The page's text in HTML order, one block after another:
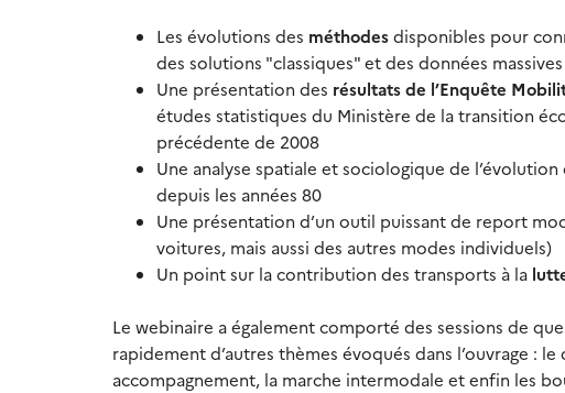
Les évolutions des méthodesdisponibles pour
des solutions "classiques" et des données
Une présentation des résultats de l’Enquête
études statistiques du Ministère de la transition
précédente de 2008
Une analyse spatiale et sociologique de l’évolution
depuis les années 80
Une présentation d’un outil puissant de report
voitures, mais aussi des autres modes individuels)
Un point sur la contribution des transports à la
Le webinaire a également comporté des sessions de
rapidement d’autres thèmes évoqués dans l’ouvrage :
accompagnement, la marche intermodale et enfin les